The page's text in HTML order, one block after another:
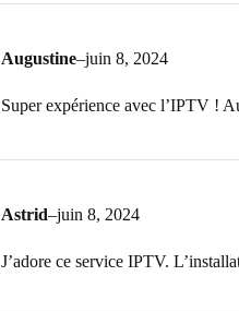
Augustine–juin 8, 2024
Super expérience avec l’IPTV !
Astrid–juin 8, 2024
J’adore ce service IPTV.